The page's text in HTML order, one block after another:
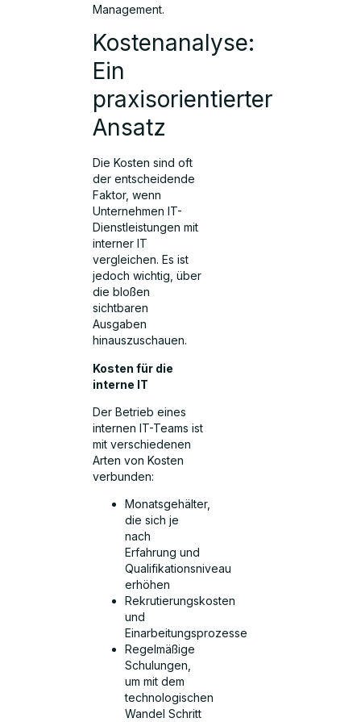
Management.
Kostenanalyse:
Ein
praxisorientierter
Ansatz
Die Kosten sind oft
der entscheidende
Faktor, wenn
Unternehmen IT-
Dienstleistungen mit
interner IT
vergleichen. Es ist
jedoch wichtig, über
die bloßen
sichtbaren
Ausgaben
hinauszuschauen.
Kosten für die
interne IT
Der Betrieb eines
internen IT-Teams ist
mit verschiedenen
Arten von Kosten
verbunden:
Monatsgehälter,
die sich je
nach
Erfahrung und
Qualifikationsniveau
erhöhen
Rekrutierungskosten
und
Einarbeitungsprozesse
Regelmäßige
Schulungen,
um mit dem
technologischen
Wandel Schritt